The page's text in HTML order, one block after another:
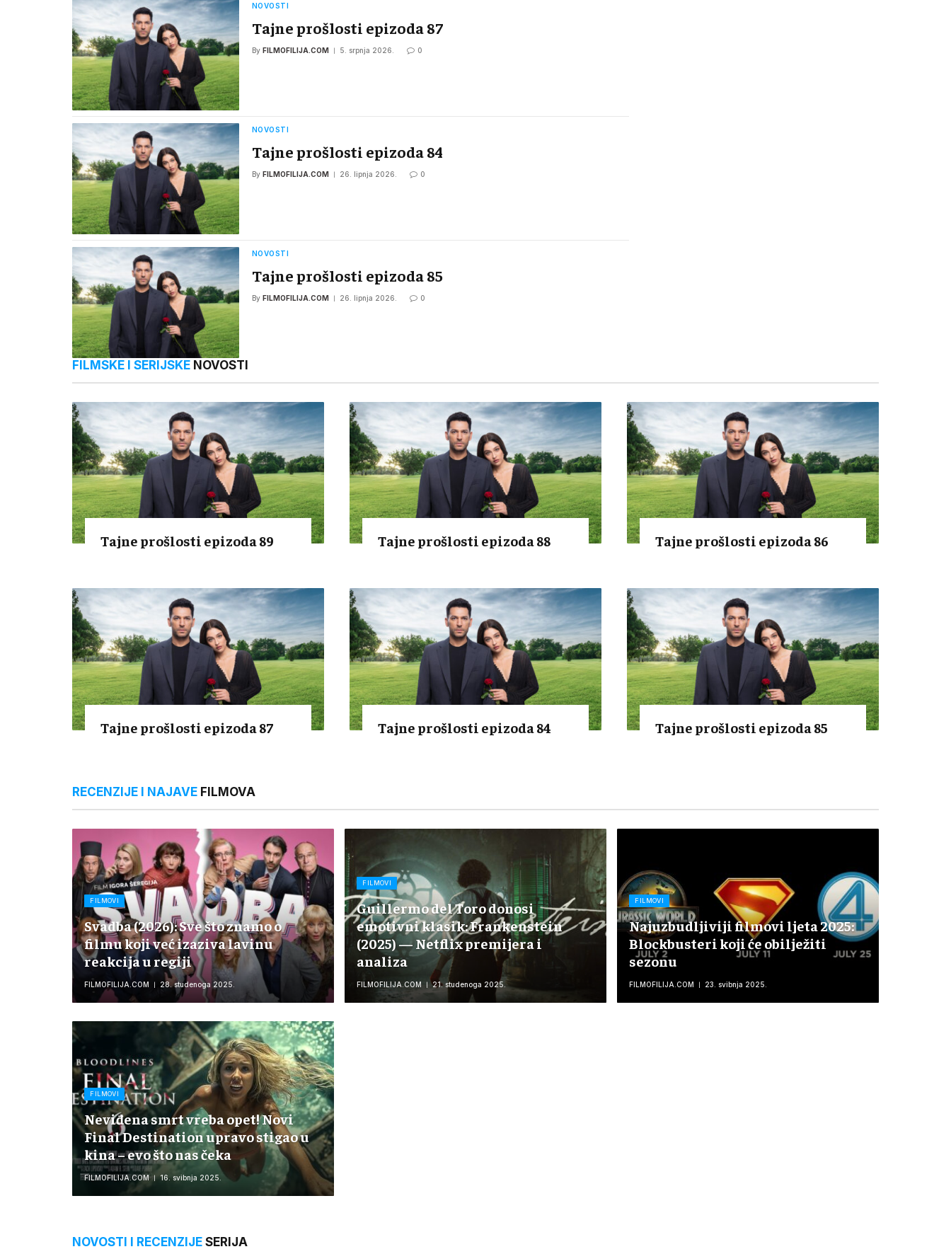
NOVOSTI
Tajne prošlosti epizoda 87
By FILMOFILIJA.COM 5. srpnja 2026. 0
NOVOSTI
Tajne prošlosti epizoda 84
By FILMOFILIJA.COM 26. lipnja 2026. 0
NOVOSTI
Tajne prošlosti epizoda 85
By FILMOFILIJA.COM 26. lipnja 2026. 0
FILMSKE I SERIJSKE NOVOSTI
Tajne prošlosti epizoda 89 Tajne prošlosti epizoda 88 Tajne prošlosti epizoda 86
Tajne prošlosti epizoda 87 Tajne prošlosti epizoda 84 Tajne prošlosti epizoda 85
RECENZIJE I NAJAVE FILMOVA
FILMOVI
Svadba (2026): Sve što znamo o
filmu koji već izaziva lavinu
reakcija u regiji
FILMOFILIJA.COM 28. studenoga 2025.
FILMOVI
Guillermo del Toro donosi
emotivni klasik: Frankenstein
(2025) — Netflix premijera i
analiza
FILMOFILIJA.COM 21. studenoga 2025.
FILMOVI
Najuzbudljiviji filmovi ljeta 2025:
Blockbusteri koji će obilježiti
sezonu
FILMOFILIJA.COM 23. svibnja 2025.
FILMOVI
Neviđena smrt vreba opet! Novi
Final Destination upravo stigao u
kina – evo što nas čeka
FILMOFILIJA.COM 16. svibnja 2025.
NOVOSTI I RECENZIJE SERIJA